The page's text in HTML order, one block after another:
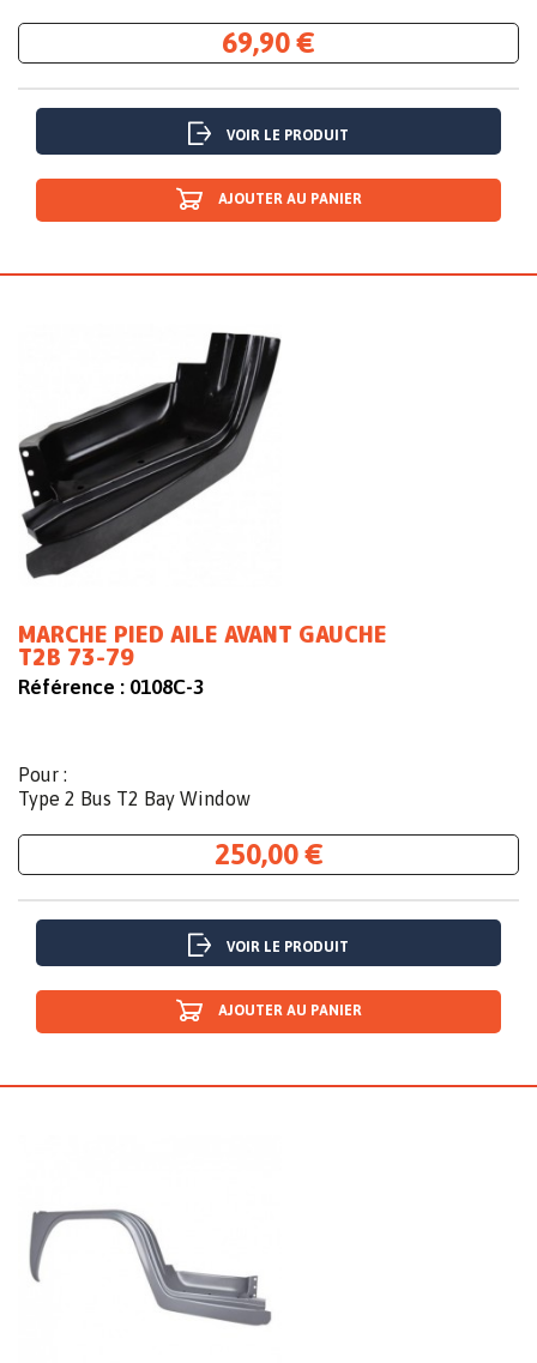
69,90 €
VOIR LE PRODUIT
AJOUTER AU PANIER
MARCHE PIED AILE AVANT GAUCHE
T2B 73-79
Référence : 0108C-3
Pour :
Type 2 Bus T2 Bay Window
250,00 €
VOIR LE PRODUIT
AJOUTER AU PANIER